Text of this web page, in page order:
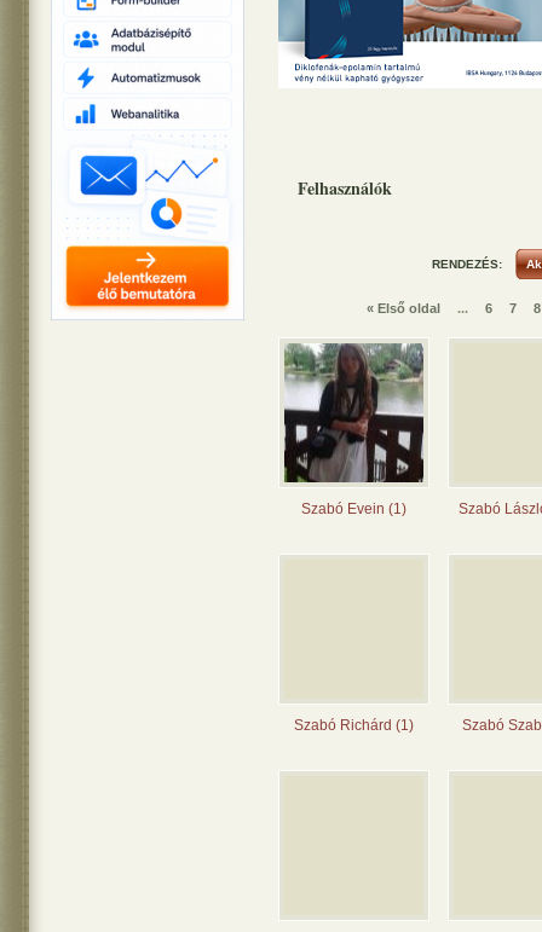
Felhasználók
RENDEZÉS:
« Első oldal ... 6 7 8
Szabó Evein (1) Szabó
Szabó Richárd (1) Szabó